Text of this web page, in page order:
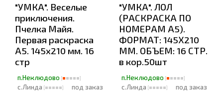
"УМКА". Веселые
приключения.
Пчелка Майя.
Первая раскраска
А5. 145х210 мм. 16
стр
п.Неклюдово
с.Линда
под заказ
"УМКА". ЛОЛ
(РАСКРАСКА ПО
НОМЕРАМ А5).
ФОРМАТ: 145Х210
ММ. ОБЪЕМ: 16 СТР.
в кор.50шт
п.Неклюдово
с.Линда
под заказ